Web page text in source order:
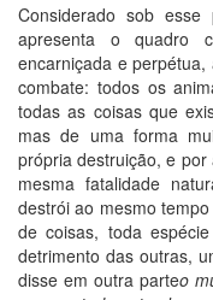
Considerado sob
apresenta o quadro
encarniçada e perpétua,
combate: todos os
todas as coisas que
mas de uma forma
própria destruição, e
mesma fatalidade
destrói ao mesmo
de coisas, toda
detrimento das outras,
disse em outra parteo